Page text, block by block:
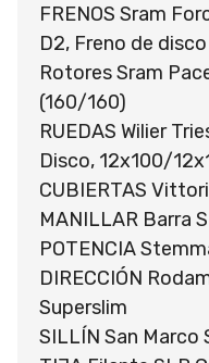
FRENOS Sram
D2, Freno de
Rotores Sram
(160/160)
RUEDAS Wilier
Disco, 12x100/
CUBIERTAS
MANILLAR Barra
POTENCIA
DIRECCIÓN
Superslim
SILLÍN San Marco